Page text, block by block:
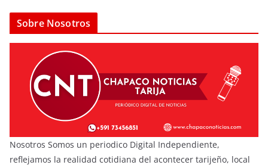
Sobre Nosotros
Nosotros Somos un periodico Digital Independiente,
reflejamos la realidad cotidiana del acontecer tarijeño, local